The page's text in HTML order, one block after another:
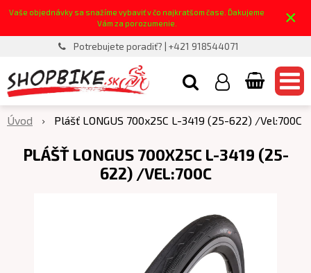
Vaše objednávky sa snažíme vybaviť v čo najkratšom čase. Ďakujeme
Vám za porozumenie.
×
Potrebujete poradiť? | +421 918544071
Úvod Plášť LONGUS 700x25C L-3419 (25-622) /Vel:700C
PLÁŠŤ LONGUS 700X25C L-3419 (25-
622) /VEL:700C